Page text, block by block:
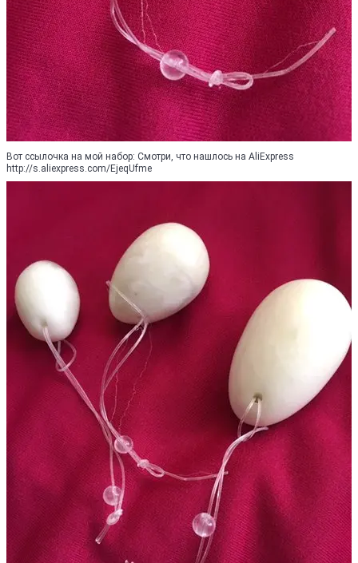
Вот ссылочка на мой набор: Смотри, что нашлось на AliExpress
http://s.aliexpress.com/EjeqUfme